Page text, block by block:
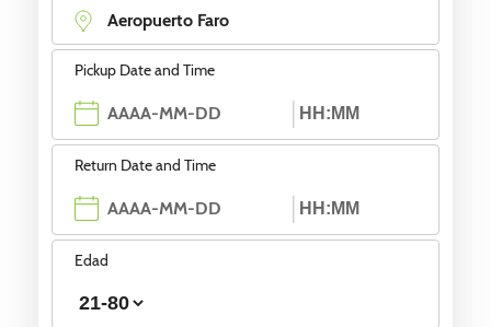
Pickup Date and Time
Return Date and Time
Edad